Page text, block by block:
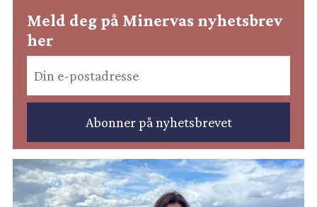
Meld deg på Minervas nyhetsbrev
her